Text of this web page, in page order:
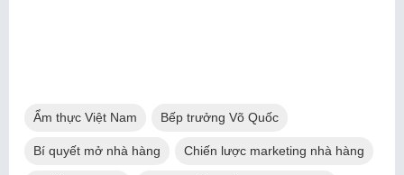
Ẩm thực Việt Nam Bếp trưởng Võ Quốc
Bí quyết mở nhà hàng Chiến lược marketing nhà hàng